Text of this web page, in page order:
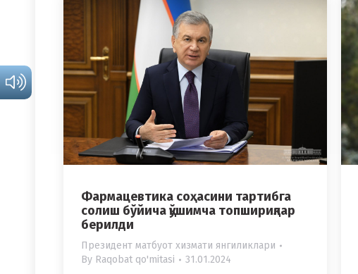
Фармацевтика соҳасини тартибга
солиш бўйича қўшимча топшириқлар
берилди
Президент матбуот хизмати янгиликлари
By Raqobat qo'mitasi 31.01.2024